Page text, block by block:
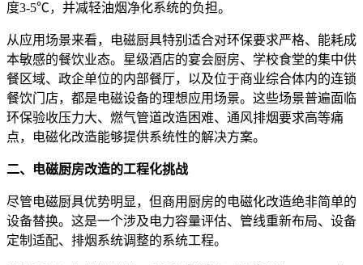
度3-5℃，并减轻油烟净化系统的负担。
从应用场景来看，电磁厨具特别适合对环保要求严格、能耗成
本敏感的餐饮业态。星级酒店的宴会厨房、学校食堂的集中供
餐区域、政企单位的内部餐厅，以及位于商业综合体内的连锁
餐饮门店，都是电磁设备的理想应用场景。这些场景普遍面临
环保验收压力大、燃气管道改造困难、通风排烟要求高等痛
点，电磁化改造能够提供系统性的解决方案。
二、电磁厨房改造的工程化挑战
尽管电磁厨具优势明显，但商用厨房的电磁化改造绝非简单的
设备替换。这是一个涉及电力容量评估、管线重新布局、设备
定制适配、排烟系统调整的系统工程。